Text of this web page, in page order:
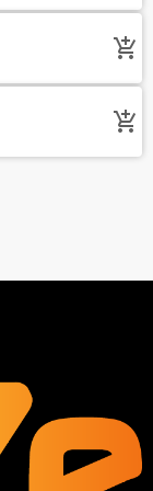
add_shopping_cart
add_shopping_cart